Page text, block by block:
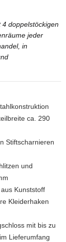
doppelstöckigen
jeder
in
ca. 290
Stiftscharnieren
und
Kunststoff
Kleiderhaken
mit bis zu
Lieferumfang